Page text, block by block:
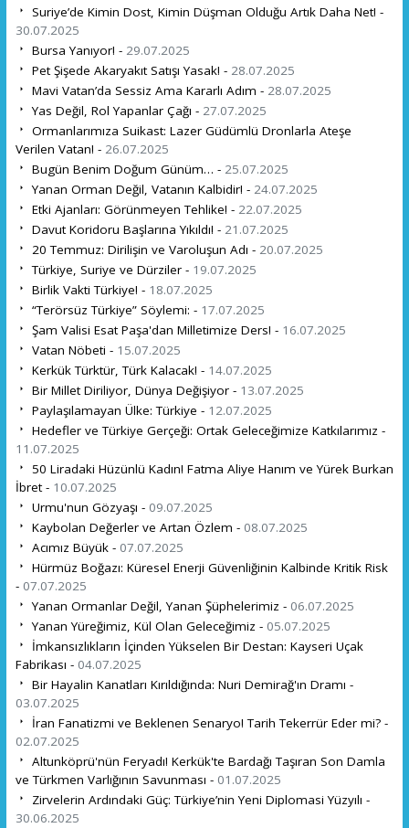
Suriye’de Kimin Dost, Kimin Düşman Olduğu Artık Daha Net! -
30.07.2025
Bursa Yanıyor! - 29.07.2025
Pet Şişede Akaryakıt Satışı Yasak! - 28.07.2025
Mavi Vatan’da Sessiz Ama Kararlı Adım - 28.07.2025
Yas Değil, Rol Yapanlar Çağı - 27.07.2025
Ormanlarımıza Suikast: Lazer Güdümlü Dronlarla Ateşe
Verilen Vatan! - 26.07.2025
Bugün Benim Doğum Günüm… - 25.07.2025
Yanan Orman Değil, Vatanın Kalbidir! - 24.07.2025
Etki Ajanları: Görünmeyen Tehlike! - 22.07.2025
Davut Koridoru Başlarına Yıkıldı! - 21.07.2025
20 Temmuz: Dirilişin ve Varoluşun Adı - 20.07.2025
Türkiye, Suriye ve Dürziler - 19.07.2025
Birlik Vakti Türkiye! - 18.07.2025
“Terörsüz Türkiye” Söylemi: - 17.07.2025
Şam Valisi Esat Paşa'dan Milletimize Ders! - 16.07.2025
Vatan Nöbeti - 15.07.2025
Kerkük Türktür, Türk Kalacak! - 14.07.2025
Bir Millet Diriliyor, Dünya Değişiyor - 13.07.2025
Paylaşılamayan Ülke: Türkiye - 12.07.2025
Hedefler ve Türkiye Gerçeği: Ortak Geleceğimize Katkılarımız -
11.07.2025
50 Liradaki Hüzünlü Kadın! Fatma Aliye Hanım ve Yürek Burkan
İbret - 10.07.2025
Urmu'nun Gözyaşı - 09.07.2025
Kaybolan Değerler ve Artan Özlem - 08.07.2025
Acımız Büyük - 07.07.2025
Hürmüz Boğazı: Küresel Enerji Güvenliğinin Kalbinde Kritik Risk
- 07.07.2025
Yanan Ormanlar Değil, Yanan Şüphelerimiz - 06.07.2025
Yanan Yüreğimiz, Kül Olan Geleceğimiz - 05.07.2025
İmkansızlıkların İçinden Yükselen Bir Destan: Kayseri Uçak
Fabrikası - 04.07.2025
Bir Hayalin Kanatları Kırıldığında: Nuri Demirağ'ın Dramı -
03.07.2025
İran Fanatizmi ve Beklenen Senaryo! Tarih Tekerrür Eder mi? -
02.07.2025
Altunköprü'nün Feryadı! Kerkük'te Bardağı Taşıran Son Damla
ve Türkmen Varlığının Savunması - 01.07.2025
Zirvelerin Ardındaki Güç: Türkiye’nin Yeni Diplomasi Yüzyılı -
30.06.2025